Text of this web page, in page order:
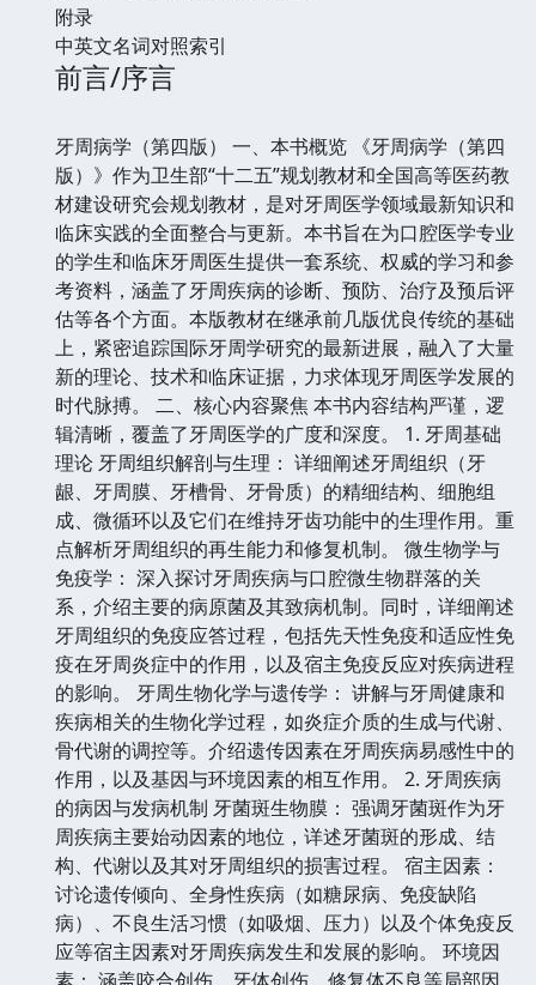
附录
中英文名词对照索引
前言/序言
牙周病学（第四版） 一、本书概览 《牙周病学（第四
版）》作为卫生部“十二五”规划教材和全国高等医药教
材建设研究会规划教材，是对牙周医学领域最新知识和
临床实践的全面整合与更新。本书旨在为口腔医学专业
的学生和临床牙周医生提供一套系统、权威的学习和参
考资料，涵盖了牙周疾病的诊断、预防、治疗及预后评
估等各个方面。本版教材在继承前几版优良传统的基础
上，紧密追踪国际牙周学研究的最新进展，融入了大量
新的理论、技术和临床证据，力求体现牙周医学发展的
时代脉搏。 二、核心内容聚焦 本书内容结构严谨，逻
辑清晰，覆盖了牙周医学的广度和深度。 1. 牙周基础
理论 牙周组织解剖与生理： 详细阐述牙周组织（牙
龈、牙周膜、牙槽骨、牙骨质）的精细结构、细胞组
成、微循环以及它们在维持牙齿功能中的生理作用。重
点解析牙周组织的再生能力和修复机制。 微生物学与
免疫学： 深入探讨牙周疾病与口腔微生物群落的关
系，介绍主要的病原菌及其致病机制。同时，详细阐述
牙周组织的免疫应答过程，包括先天性免疫和适应性免
疫在牙周炎症中的作用，以及宿主免疫反应对疾病进程
的影响。 牙周生物化学与遗传学： 讲解与牙周健康和
疾病相关的生物化学过程，如炎症介质的生成与代谢、
骨代谢的调控等。介绍遗传因素在牙周疾病易感性中的
作用，以及基因与环境因素的相互作用。 2. 牙周疾病
的病因与发病机制 牙菌斑生物膜： 强调牙菌斑作为牙
周疾病主要始动因素的地位，详述牙菌斑的形成、结
构、代谢以及其对牙周组织的损害过程。 宿主因素：
讨论遗传倾向、全身性疾病（如糖尿病、免疫缺陷
病）、不良生活习惯（如吸烟、压力）以及个体免疫反
应等宿主因素对牙周疾病发生和发展的影响。 环境因